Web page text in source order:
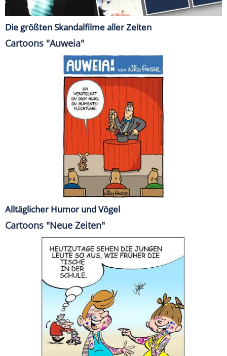
Die größten Skandalfilme aller Zeiten
Cartoons "Auweia"
Alltäglicher Humor und Vögel
Cartoons "Neue Zeiten"